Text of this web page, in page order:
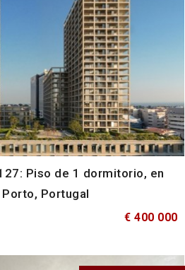
Piso de 1 dormitorio, en
Portugal
€ 400 000